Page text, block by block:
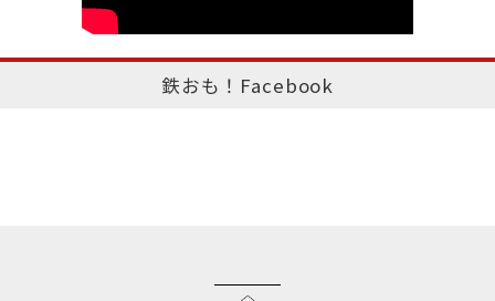
鉄おも！Facebook